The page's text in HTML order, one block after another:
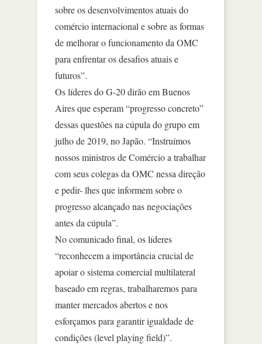
sobre os desenvolvimentos atuais do
comércio internacional e sobre as formas
de melhorar o funcionamento da OMC
para enfrentar os desafios atuais e
futuros”.
Os líderes do G-20 dirão em Buenos
Aires que esperam “progresso concreto”
dessas questões na cúpula do grupo em
julho de 2019, no Japão. “Instruímos
nossos ministros de Comércio a trabalhar
com seus colegas da OMC nessa direção
e pedir- lhes que informem sobre o
progresso alcançado nas negociações
antes da cúpula”.
No comunicado final, os líderes
“reconhecem a importância crucial de
apoiar o sistema comercial multilateral
baseado em regras, trabalharemos para
manter mercados abertos e nos
esforçamos para garantir igualdade de
condições (level playing field)”.